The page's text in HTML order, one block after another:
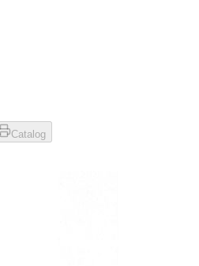
Catalog